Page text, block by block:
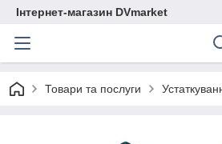
Інтернет-магазин DVmarket
Товари та послуги